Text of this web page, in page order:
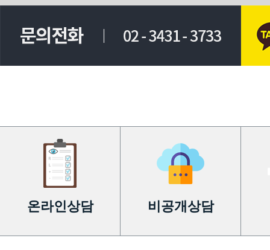
온라인상담 비공개상담